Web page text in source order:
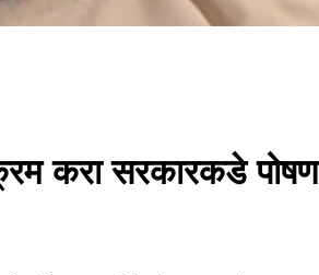
करा सरकारकडे पोषण